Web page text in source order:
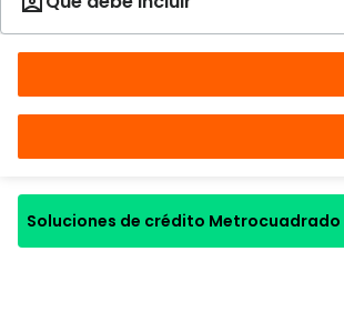
Soluciones de crédito Metrocuadrado